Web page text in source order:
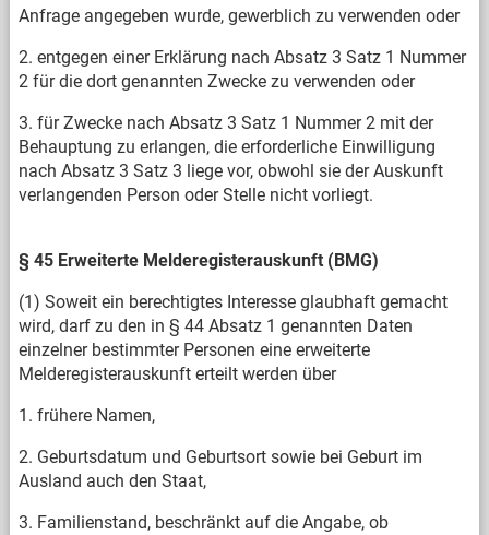
Anfrage angegeben wurde, gewerblich zu verwenden oder
2. entgegen einer Erklärung nach Absatz 3 Satz 1 Nummer
2 für die dort genannten Zwecke zu verwenden oder
3. für Zwecke nach Absatz 3 Satz 1 Nummer 2 mit der
Behauptung zu erlangen, die erforderliche Einwilligung
nach Absatz 3 Satz 3 liege vor, obwohl sie der Auskunft
verlangenden Person oder Stelle nicht vorliegt.
§ 45 Erweiterte Melderegisterauskunft (BMG)
(1) Soweit ein berechtigtes Interesse glaubhaft gemacht
wird, darf zu den in § 44 Absatz 1 genannten Daten
einzelner bestimmter Personen eine erweiterte
Melderegisterauskunft erteilt werden über
1. frühere Namen,
2. Geburtsdatum und Geburtsort sowie bei Geburt im
Ausland auch den Staat,
3. Familienstand, beschränkt auf die Angabe, ob